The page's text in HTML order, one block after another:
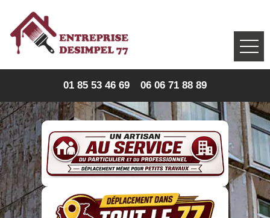
01 85 53 46 69 06 06 71 88 89